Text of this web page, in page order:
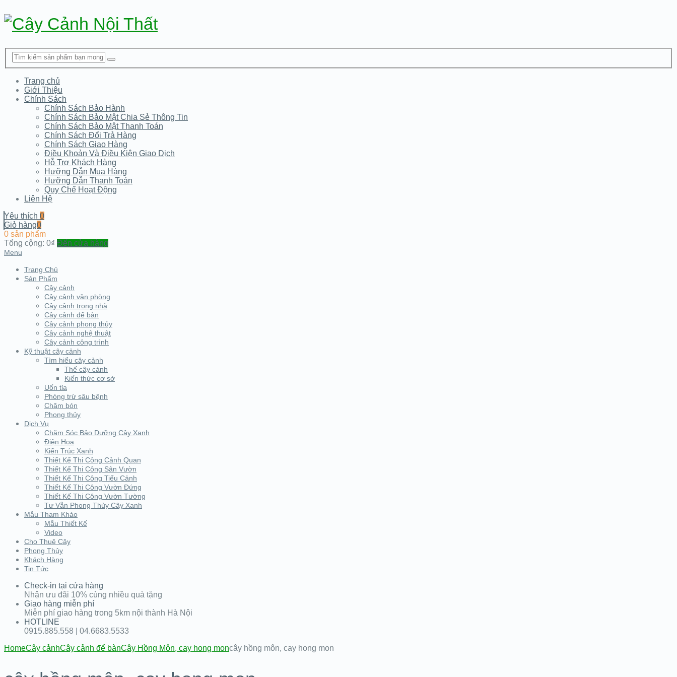
Trang chủ
Giới Thiệu
Chính Sách
Chính Sách Bảo Hành
Chính Sách Bảo Mật Chia Sẻ Thông Tin
Chính Sách Bảo Mật Thanh Toán
Chính Sách Đổi Trả Hàng
Chính Sách Giao Hàng
Điều Khoản Và Điều Kiện Giao Dịch
Hỗ Trợ Khách Hàng
Hưỡng Dẫn Mua Hàng
Hưỡng Dẫn Thanh Toán
Quy Chế Hoạt Động
Liên Hệ
Yêu thích 0
Giỏ hàng0
0 sản phẩm
Tổng cộng: 0₫ Đến cửa hàng
Menu
Trang Chủ
Sản Phẩm
Cây cảnh
Cây cảnh văn phòng
Cây cảnh trong nhà
Cây cảnh để bàn
Cây cảnh phong thủy
Cây cảnh nghệ thuật
Cây cảnh công trình
Kỹ thuật cây cảnh
Tìm hiểu cây cảnh
Thế cây cảnh
Kiến thức cơ sở
Uốn tỉa
Phòng trừ sâu bệnh
Chăm bón
Phong thủy
Dịch Vụ
Chăm Sóc Bảo Dưỡng Cây Xanh
Điện Hoa
Kiến Trúc Xanh
Thiết Kế Thi Công Cảnh Quan
Thiết Kế Thi Công Sân Vườn
Thiết Kế Thi Công Tiểu Cảnh
Thiết Kế Thi Công Vườn Đứng
Thiết Kế Thi Công Vườn Tường
Tư Vẫn Phong Thủy Cây Xanh
Mẫu Tham Khảo
Mẫu Thiết Kế
Video
Cho Thuê Cây
Phong Thủy
Khách Hàng
Tin Tức
Check-in tại cửa hàng
Nhận ưu đãi 10% cùng nhiều quà tặng
Giao hàng miễn phí
Miễn phí giao hàng trong 5km nội thành Hà Nội
HOTLINE
0915.885.558 | 04.6683.5533
HomeCây cảnhCây cảnh để bànCây Hồng Môn, cay hong moncây hồng môn, cay hong mon